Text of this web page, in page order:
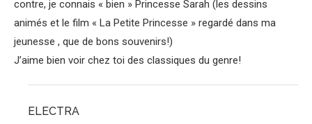
contre, je connais « bien » Princesse Sarah (les dessins
animés et le film « La Petite Princesse » regardé dans ma
jeunesse , que de bons souvenirs!)
J’aime bien voir chez toi des classiques du genre!
ELECTRA